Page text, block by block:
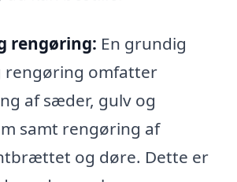
rengøring: En grundig
rengøring omfatter
af sæder, gulv og
samt rengøring af
og døre. Dette er